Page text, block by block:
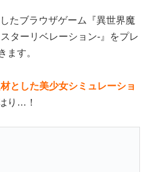
たブラウザゲーム『異世界魔
ターリベレーション-』をプレ
ます。
とした美少女シミュレーショ
り…！